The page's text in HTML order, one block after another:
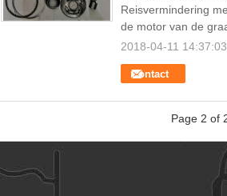
Contact
Reisvermindering
de motor van de
2018-04-11 14:37:03
Page 2 of